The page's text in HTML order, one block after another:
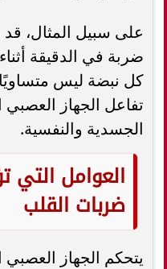
ضربة في الدقيقة
كل نبضة ليس
تفاعل الجهاز
الجسدية والنفسية.
العوامل التي
ضربات القلب
يتحكم الجهاز